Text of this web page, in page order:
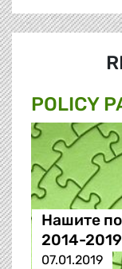
POLICY
Нашите
2014-
07.01.2019